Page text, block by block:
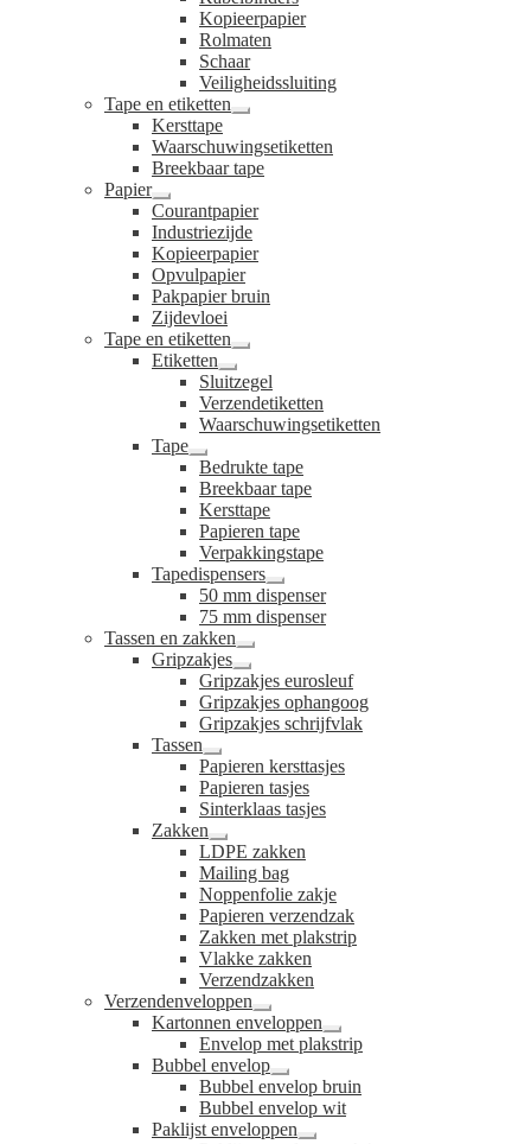
Kopieerpapier
Rolmaten
Schaar
Veiligheidssluiting
Tape en etiketten
Submenu
uitvouwen
Kersttape
Waarschuwingsetiketten
Breekbaar tape
Papier
Submenu
uitvouwen
Courantpapier
Industriezijde
Kopieerpapier
Opvulpapier
Pakpapier bruin
Zijdevloei
Tape en etiketten
Submenu
uitvouwen
Etiketten
Submenu
uitvouwen
Sluitzegel
Verzendetiketten
Waarschuwingsetiketten
Tape
Submenu
uitvouwen
Bedrukte tape
Breekbaar tape
Kersttape
Papieren tape
Verpakkingstape
Tapedispensers
Submenu
uitvouwen
50 mm dispenser
75 mm dispenser
Tassen en zakken
Submenu
uitvouwen
Gripzakjes
Submenu
uitvouwen
Gripzakjes eurosleuf
Gripzakjes ophangoog
Gripzakjes schrijfvlak
Tassen
Submenu
uitvouwen
Papieren kersttasjes
Papieren tasjes
Sinterklaas tasjes
Zakken
Submenu
uitvouwen
LDPE zakken
Mailing bag
Noppenfolie zakje
Papieren verzendzak
Zakken met plakstrip
Vlakke zakken
Verzendzakken
Verzendenveloppen
Submenu
uitvouwen
Kartonnen enveloppen
Submenu
uitvouwen
Envelop met plakstrip
Bubbel envelop
Submenu
uitvouwen
Bubbel envelop bruin
Bubbel envelop wit
Paklijst enveloppen